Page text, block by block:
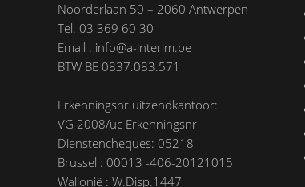
Noorderlaan 50 – 2060 Antwerpen
Tel. 03 369 60 30
Email : info@a-interim.be
BTW BE 0837.083.571
Erkenningsnr uitzendkantoor:
VG 2008/uc Erkenningsnr
Dienstencheques: 05218
Brussel : 00013 -406-20121015
Wallonië : W.Disp.1447